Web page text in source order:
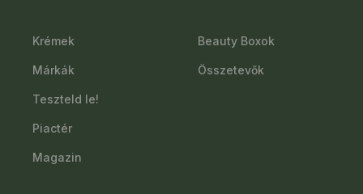
Krémek
Márkák
Teszteld le!
Piactér
Magazin
Beauty Boxok
Összetevők